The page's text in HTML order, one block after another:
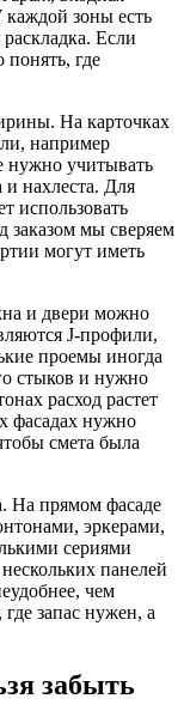
каждой зоны есть
Если
понять, где
На карточках
например
нужно учитывать
и нахлеста. Для
использовать
заказом мы сверяем
могут иметь
и двери можно
J-профили,
проемы иногда
стыков и нужно
расход растет
фасадах нужно
смета была
На прямом фасаде
эркерами,
сериями
панелей
чем
запас нужен, а
забыть